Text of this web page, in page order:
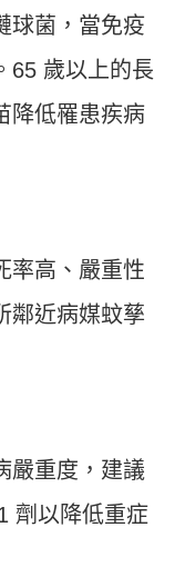
球菌，當免疫
65 歲以上的長
降低罹患疾病
率高、嚴重性
鄰近病媒蚊孳
嚴重度，建議
劑以降低重症